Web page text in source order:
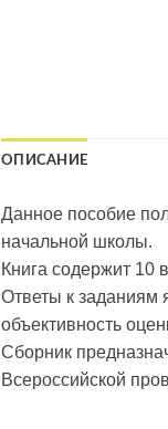
ОПИСАНИЕ
Данное пособие
начальной школы.
Книга содержит 10
Ответы к заданиям
объективность
Сборник
Всероссийской